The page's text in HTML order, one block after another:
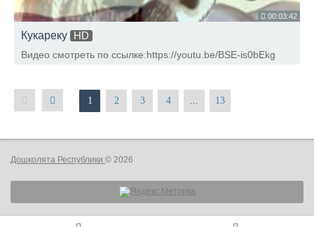
00:03:42
Кукареку
HD
Видео смотреть по ссылке:https://youtu.be/BSE-is0bEkg
1 2 3 4 ... 13
Дошколята Республики © 2026